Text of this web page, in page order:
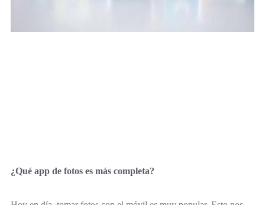
¿Qué app de fotos es más completa?